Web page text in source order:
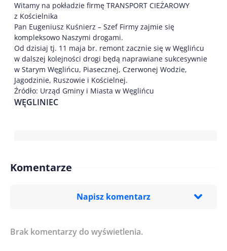
Witamy na pokładzie firmę TRANSPORT CIEŻAROWY
z Kościelnika
Pan Eugeniusz Kuśnierz – Szef Firmy zajmie się
kompleksowo Naszymi drogami.
Od dzisiaj tj. 11 maja br. remont zacznie się w Węglińcu
w dalszej kolejności drogi będą naprawiane sukcesywnie
w Starym Węglińcu, Piasecznej, Czerwonej Wodzie,
Jagodzinie, Ruszowie i Kościelnej.
Źródło: Urząd Gminy i Miasta w Węglińcu
WĘGLINIEC
Komentarze
Napisz komentarz
Imię/ Nick*
Brak komentarzy do wyświetlenia.